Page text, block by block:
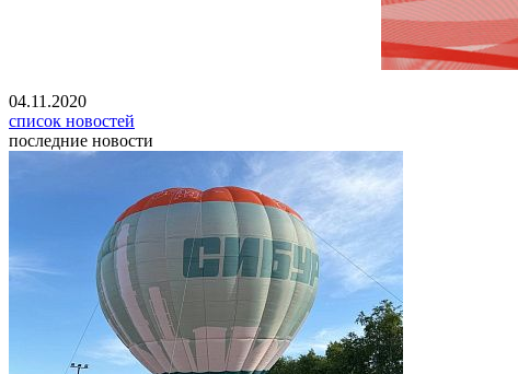
04.11.2020
список новостей
последние новости